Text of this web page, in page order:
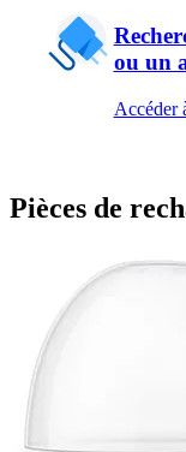
ou un
Accéder
Pièces de